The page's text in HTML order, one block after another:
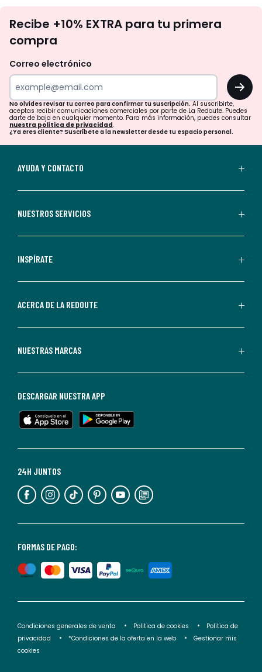
te
tu
para
confirmar
tu
suscripción.
aceptas
comerciales
personalizadas
parte
Redoute.
de
en
cualquier
Para
información,
puedes
de
privacidad</2>.
Recibe +10% EXTRA para tu primera
compra
Correo electrónico
OK
No olvides revisar tu correo para confirmar tu suscripción. Al suscribirte,
aceptas recibir comunicaciones comerciales por parte de La Redoute. Puedes
darte de baja en cualquier momento. Para más información, puedes consultar
nuestra política de privacidad.
¿Ya eres cliente? Suscríbete a la newsletter desde tu espacio personal.
AYUDA Y CONTACTO
NUESTROS SERVICIOS
INSPÍRATE
ACERCA DE LA REDOUTE
NUESTRAS MARCAS
FORMAS DE PAGO:
24H JUNTOS
DESCARGAR NUESTRA APP
Condiciones generales de venta Politica de cookies
Politica de
privacidad
*Condiciones de la oferta en la web
Gestionar mis
cookies